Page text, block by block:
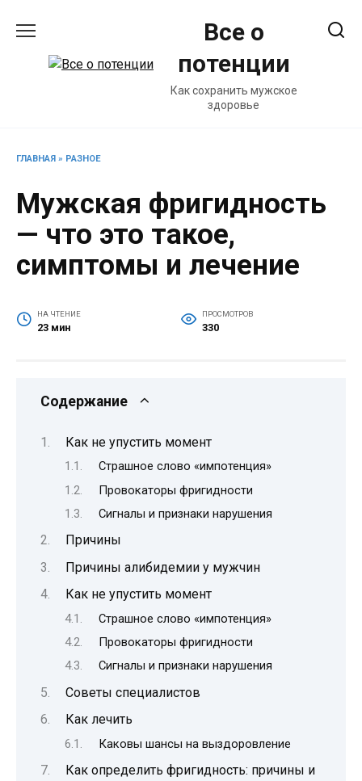
Все о
потенции
Как сохранить мужское
здоровье
ГЛАВНАЯ » РАЗНОЕ
Мужская фригидность
— что это такое,
симптомы и лечение
НА ЧТЕНИЕ
23 мин
ПРОСМОТРОВ
330
Содержание
Как не упустить момент
Страшное слово «импотенция»
Провокаторы фригидности
Сигналы и признаки нарушения
Причины
Причины алибидемии у мужчин
Как не упустить момент
Страшное слово «импотенция»
Провокаторы фригидности
Сигналы и признаки нарушения
Советы специалистов
Как лечить
Каковы шансы на выздоровление
Как определить фригидность: причины и